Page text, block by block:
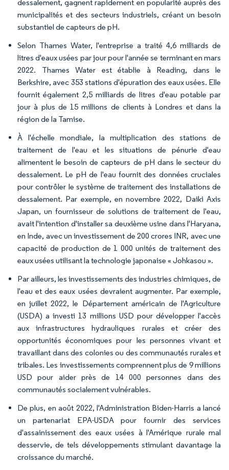
dessalement, gagnent rapidement en popularité auprès des
municipalités et des secteurs industriels, créant un besoin
substantiel de capteurs de pH.
Selon Thames Water, l'entreprise a traité 4,6 milliards de
litres d'eaux usées par jour pour l'année se terminant en mars
2022. Thames Water est établie à Reading, dans le
Berkshire, avec 353 stations d'épuration des eaux usées. Elle
fournit également 2,5 milliards de litres d'eau potable par
jour à plus de 15 millions de clients à Londres et dans la
région de la Tamise.
À l'échelle mondiale, la multiplication des stations de
traitement de l'eau et les situations de pénurie d'eau
alimentent le besoin de capteurs de pH dans le secteur du
dessalement. Le pH de l'eau fournit des données cruciales
pour contrôler le système de traitement des installations de
dessalement. Par exemple, en novembre 2022, Daiki Axis
Japan, un fournisseur de solutions de traitement de l'eau,
avait l'intention d'installer sa deuxième usine dans l'Haryana,
en Inde, avec un investissement de 200 crores INR, avec une
capacité de production de 1 000 unités de traitement des
eaux usées utilisant la technologie japonaise « Johkasou ».
Par ailleurs, les investissements des industries chimiques, de
l'eau et des eaux usées devraient augmenter. Par exemple,
en juillet 2022, le Département américain de l'Agriculture
(USDA) a investi 13 millions USD pour développer l'accès
aux infrastructures hydrauliques rurales et créer des
opportunités économiques pour les personnes vivant et
travaillant dans des colonies ou des communautés rurales et
tribales. Les investissements comprennent plus de 9 millions
USD pour aider près de 14 000 personnes dans des
communautés socialement vulnérables.
De plus, en août 2022, l'Administration Biden-Harris a lancé
un partenariat EPA-USDA pour fournir des services
d'assainissement des eaux usées à l'Amérique rurale mal
desservie, de tels développements stimulant davantage la
croissance du marché.